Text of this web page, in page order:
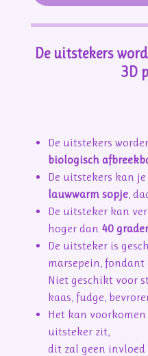
De uitstekers
3D
De uitstekers
biologisch
De uitstekers kan
lauwwarm sopje,
De uitsteker kan
hoger dan 40
De uitsteker is
marsepein,
Niet geschikt voor
kaas, fudge,
Het kan
uitsteker zit,
dit zal geen